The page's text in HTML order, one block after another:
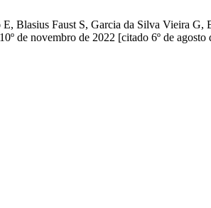
E, Blasius Faust S, Garcia da Silva Vieira
de novembro de 2022 [citado 6º de